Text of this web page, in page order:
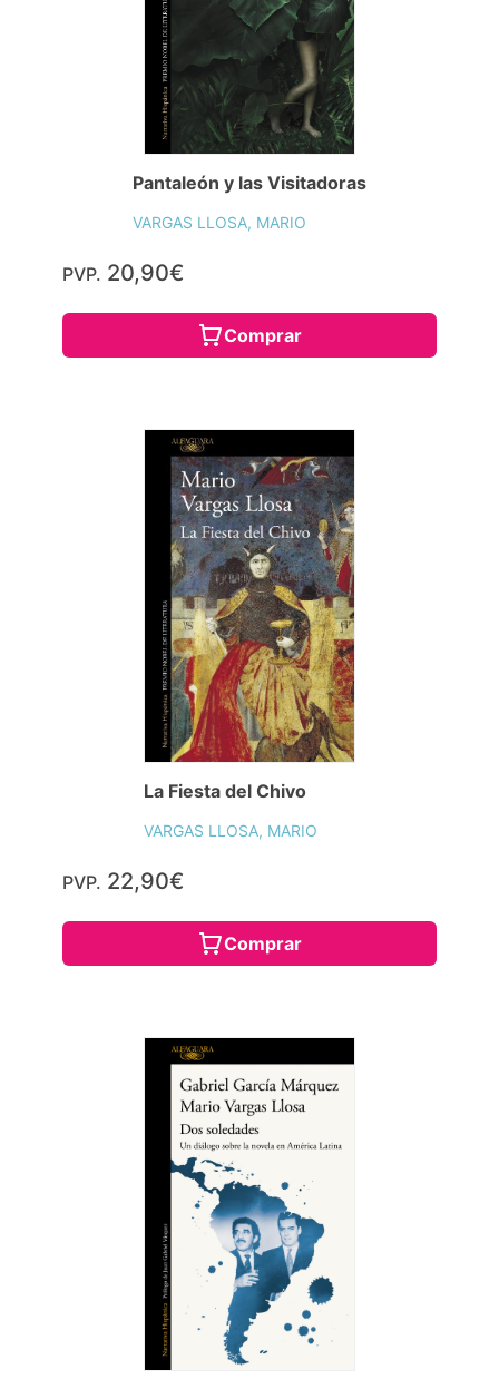
Pantaleón y las Visitadoras
VARGAS LLOSA, MARIO
PVP. 20,90€
Comprar
La Fiesta del Chivo
VARGAS LLOSA, MARIO
PVP. 22,90€
Comprar